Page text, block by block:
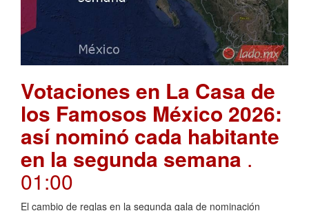
Votaciones en La Casa de
los Famosos México 2026:
así nominó cada habitante
en la segunda semana .
01:00
El cambio de reglas en la segunda gala de nominación